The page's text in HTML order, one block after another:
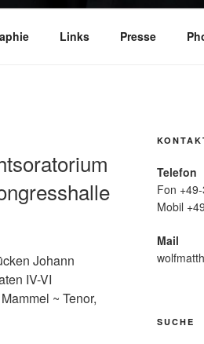
Links Presse
Johann
IV-VI
~ Tenor,
Telefon
Fon
Mobil
Mail
SUCHE